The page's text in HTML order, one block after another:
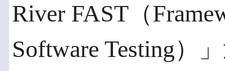
River FAST（
Software Testing）